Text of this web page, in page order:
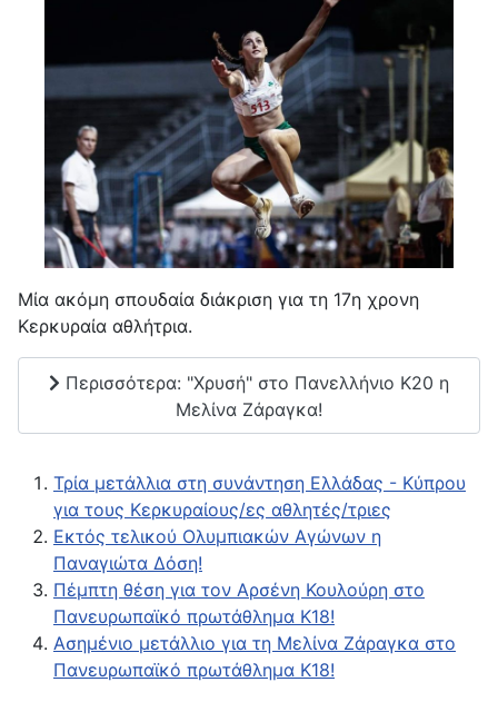
Μία ακόμη σπουδαία διάκριση για τη 17η χρονη
Κερκυραία αθλήτρια.
Περισσότερα: "Χρυσή" στο Πανελλήνιο Κ20 η
Μελίνα Ζάραγκα!
Τρία μετάλλια στη συνάντηση Ελλάδας - Κύπρου
για τους Κερκυραίους/ες αθλητές/τριες
Εκτός τελικού Ολυμπιακών Αγώνων η
Παναγιώτα Δόση!
Πέμπτη θέση για τον Αρσένη Κουλούρη στο
Πανευρωπαϊκό πρωτάθλημα Κ18!
Ασημένιο μετάλλιο για τη Μελίνα Ζάραγκα στο
Πανευρωπαϊκό πρωτάθλημα Κ18!